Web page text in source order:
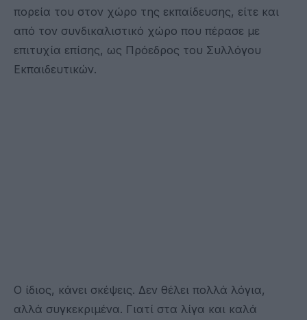
πορεία του στον χώρο της εκπαίδευσης, είτε και
από τον συνδικαλιστικό χώρο που πέρασε με
επιτυχία επίσης, ως Πρόεδρος του Συλλόγου
Εκπαιδευτικών.
Ο ίδιος, κάνει σκέψεις. Δεν θέλει πολλά λόγια,
αλλά συγκεκριμένα. Γιατί στα λίγα και καλά